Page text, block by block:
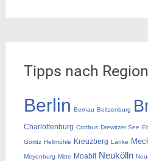
Tipps nach
Berlin Bernau Boitzenburg
Charlottenburg Cottbus Drewitzer See
Görlitz Hellmühle Kreuzberg Lanke
Meyenburg Mitte Moabit Neukölln